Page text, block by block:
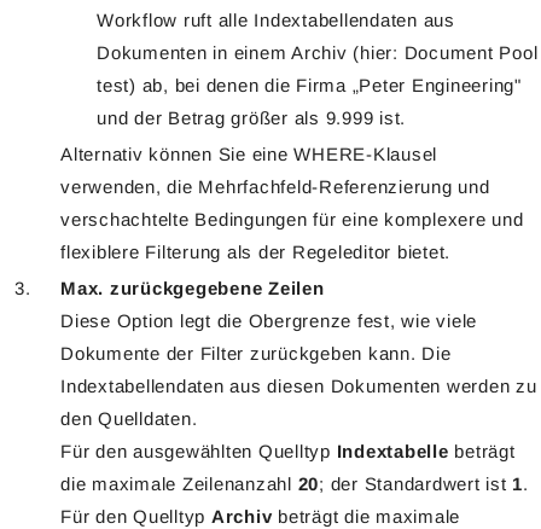
Workflow ruft alle Indextabellendaten aus
Dokumenten in einem Archiv (hier: Document Pool
test) ab, bei denen die Firma „Peter Engineering"
und der Betrag größer als 9.999 ist.
Alternativ können Sie eine WHERE-Klausel
verwenden, die Mehrfachfeld-Referenzierung und
verschachtelte Bedingungen für eine komplexere und
flexiblere Filterung als der Regeleditor bietet.
Max. zurückgegebene Zeilen
Diese Option legt die Obergrenze fest, wie viele
Dokumente der Filter zurückgeben kann. Die
Indextabellendaten aus diesen Dokumenten werden zu
den Quelldaten.
Für den ausgewählten Quelltyp Indextabelle beträgt
die maximale Zeilenanzahl 20; der Standardwert ist 1.
Für den Quelltyp Archivbeträgt die maximale